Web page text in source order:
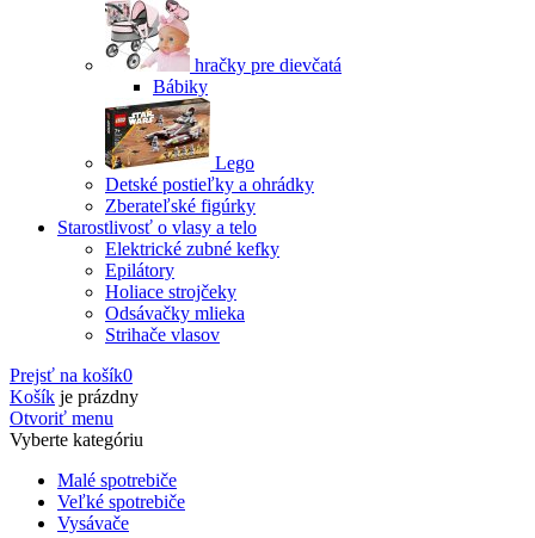
hračky pre dievčatá
Bábiky
Lego
Detské postieľky a ohrádky
Zberateľské figúrky
Starostlivosť o vlasy a telo
Elektrické zubné kefky
Epilátory
Holiace strojčeky
Odsávačky mlieka
Strihače vlasov
Prejsť na košík0
Košík je prázdny
Otvoriť menu
Vyberte kategóriu
Malé spotrebiče
Veľké spotrebiče
Vysávače